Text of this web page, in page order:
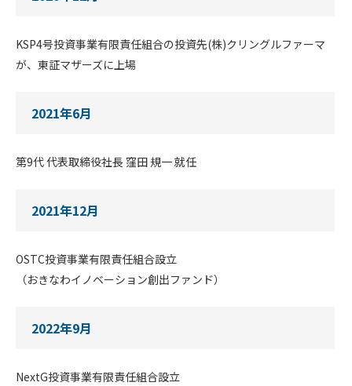
KSP4号投資事業有限責任組合の投資先(株)クリングルファーマ
が、東証マザーズに上場
2021年6月
第9代 代表取締役社長 窪田 規一 就任
2021年12月
OSTC投資事業有限責任組合設立
（おきなわイノベーション創出ファンド）
2022年9月
NextG投資事業有限責任組合設立